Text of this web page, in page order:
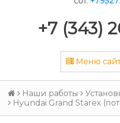
+7 (343)
Меню
Наши работы
Hyundai Grand Starex